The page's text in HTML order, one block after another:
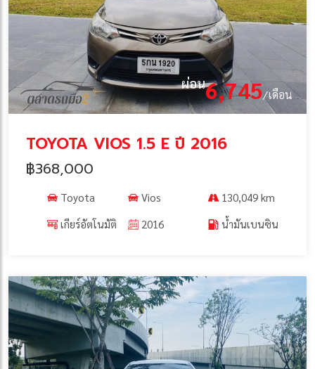
ผ่อน6,745/เดือน
TOYOTA VIOS 1.5 E ปี 2016
฿368,000
Toyota Vios
130,049 km
เกียร์อัตโนมัติ
2016 น้ำมันเบนซิน